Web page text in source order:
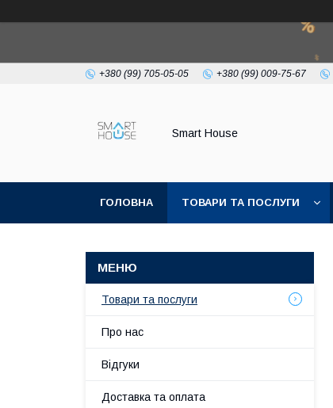
+380 (99) 705-05-05 +380 (99) 009-75-67
Smart House
ГОЛОВНА ТОВАРИ ТА ПОСЛУГИ
Товари та послуги
Про нас
Відгуки
Доставка та оплата